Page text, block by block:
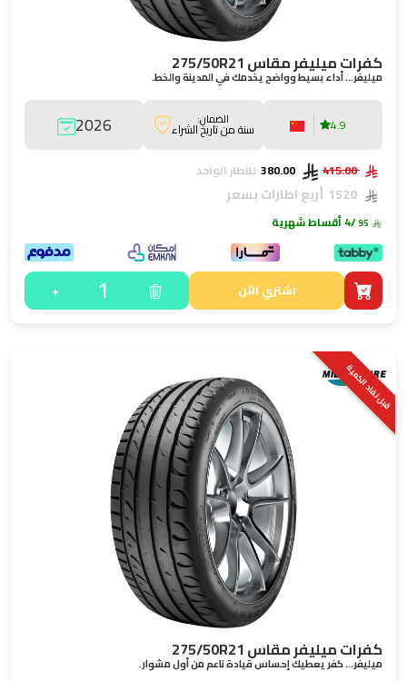
كفرات ميليفر مقاس 275/50R21
ميليفر… أداء بسيط وواضح يخدمك في المدينة والخط.
4.9 الضمان:
سنة من تاريخ الشراء 2026
415.00 للاطار الواحد
أربع اطارات بسعر
/4 أقساط شهرية
اشتري الآن 1
+
قبل نفاد الكمية
كفرات ميليفر مقاس 275/50R21
ميليفر… كفر يعطيك إحساس قيادة ناعم من أول مشوار.